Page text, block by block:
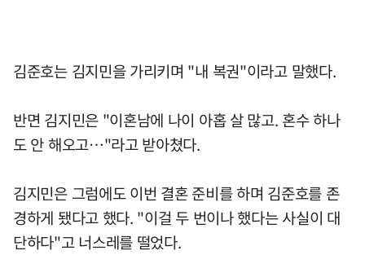
김준호는 김지민을 가리키며 "내 복권"이라고 말했다.
반면 김지민은 "이혼남에 나이 아홉 살 많고. 혼수 하나
도 안 해오고…"라고 받아쳤다.
김지민은 그럼에도 이번 결혼 준비를 하며 김준호를 존
경하게 됐다고 했다. "이걸 두 번이나 했다는 사실이 대
단하다"고 너스레를 떨었다.